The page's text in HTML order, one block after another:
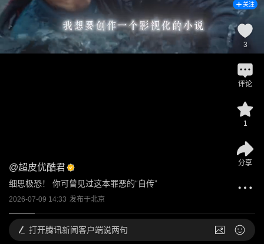
@超皮优酷君
细思极恐！ 你可曾见过这本罪恶的“自传”
2026-07-09 14:33 发布于北京
关注
3
评论
1
分享
打开腾讯新闻客户端说两句